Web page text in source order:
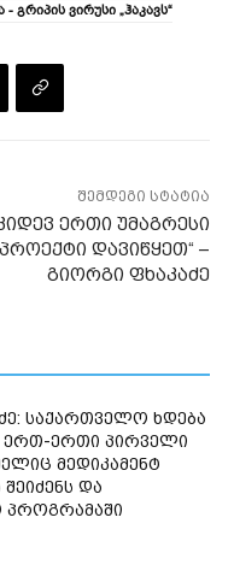
გრიპის ვირუსი „ჰაკავს“
შემდეგი სტატია
ერთი უმაგრესი
პროექტი დავიწყეთ“ –
გიორგი ფხაკაძე
საქართველო ხდება
ერთი პირველი
მედიკამენტ
და
პროგრამაში